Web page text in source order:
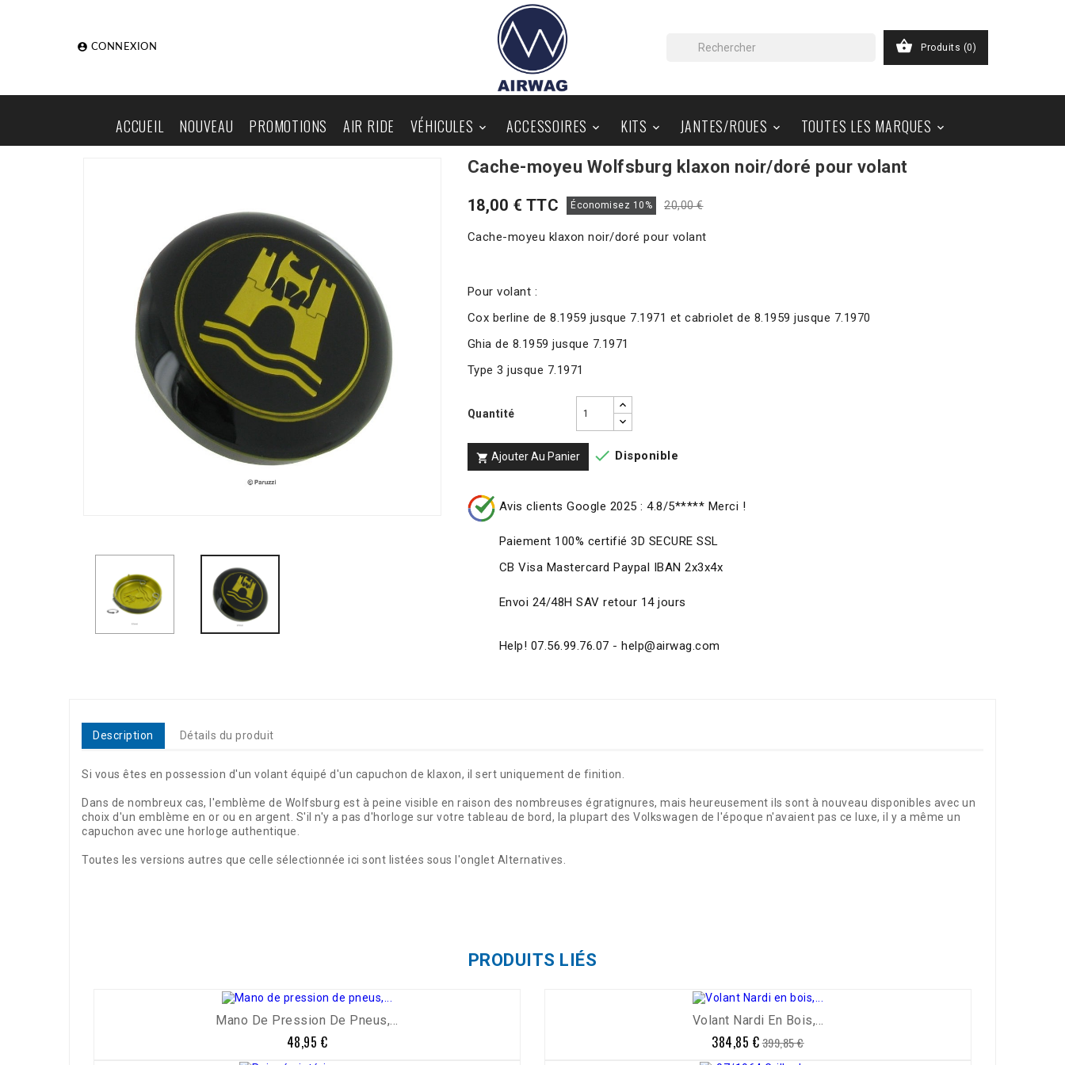
 CONNEXION  Produits (0)
ACCUEIL NOUVEAU PROMOTIONS AIR RIDE 
VÉHICULES 
ACCESSOIRES 
KITS 
JANTES/ROUES 
TOUTES LES MARQUES
PIÈCES AU DÉTAIL BLOG
Cache-moyeu Wolfsburg klaxon noir/doré pour volant
18,00 € TTC Économisez 10% 20,00 €
Cache-moyeu klaxon noir/doré pour volant
Pour volant :
Cox berline de 8.1959 jusque 7.1971 et cabriolet de 8.1959 jusque 7.1970
Ghia de 8.1959 jusque 7.1971
Type 3 jusque 7.1971
Quantité
 Ajouter Au Panier  Disponible
Avis clients Google 2025 : 4.8/5***** Merci !
Paiement 100% certifié 3D SECURE SSL
CB Visa Mastercard Paypal IBAN 2x3x4x
Envoi 24/48H SAV retour 14 jours
Help! 07.56.99.76.07 - help@airwag.com
Description Détails du produit
Si vous êtes en possession d'un volant équipé d'un capuchon de klaxon, il sert uniquement de finition.
Dans de nombreux cas, l'emblème de Wolfsburg est à peine visible en raison des nombreuses égratignures, mais heureusement ils sont à nouveau disponibles avec un
choix d'un emblème en or ou en argent. S'il n'y a pas d'horloge sur votre tableau de bord, la plupart des Volkswagen de l'époque n'avaient pas ce luxe, il y a même un
capuchon avec une horloge authentique.
Toutes les versions autres que celle sélectionnée ici sont listées sous l'onglet Alternatives.
PRODUITS LIÉS
Mano De Pression De Pneus,...
Prix
48,95 €
Volant Nardi En Bois,...
Prix
384,85 € Prix
399,85 €